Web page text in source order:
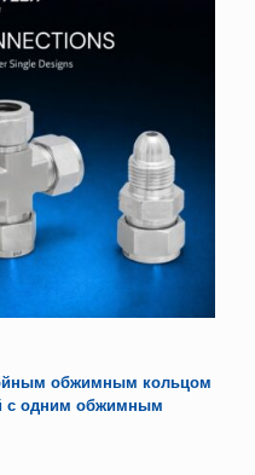
обжимным кольцом
с одним обжимным